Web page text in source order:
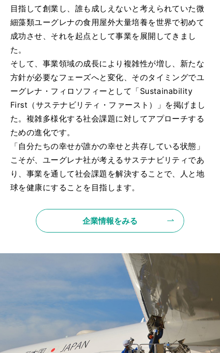
目指して創業し、誰も成しえないと考えられていた微
細藻類ユーグレナの食用屋外大量培養を世界で初めて
成功させ、それを起点として事業を展開してきまし
た。
そして、事業領域の成長により複雑性が増し、新たな
方針が必要なフェーズへと変化、そのタイミングでユ
ーグレナ・フィロソフィーとして「Sustainability
First（サステナビリティ・ファースト）」を掲げまし
た。複雑多様化する社会課題に対してアプローチする
ための進化です。
「自分たちの幸せが誰かの幸せと共存している状態」
こそが、ユーグレナ社が考えるサステナビリティであ
り、事業を通して社会課題を解決することで、人と地
球を健康にすることを目指します。
企業情報をみる